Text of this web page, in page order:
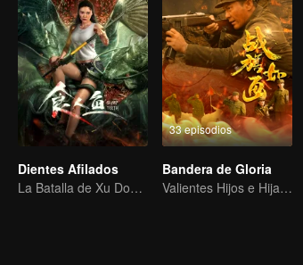
Dientes Afilados
La Batalla de Xu Dongdong contra las Pirañas
33 episodios
Bandera de Gloria
Valientes Hijos e Hijas, Luchando para Defender la Patria en la Guerra de Corea